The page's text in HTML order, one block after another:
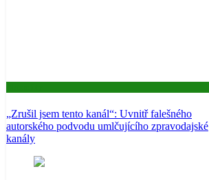
„Zrušil jsem tento kanál“: Uvnitř falešného
autorského podvodu umlčujícího zpravodajské
kanály